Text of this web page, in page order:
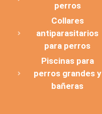
perros
Collares
antiparasitarios
para perros
Piscinas para
perros grandes y
bañeras